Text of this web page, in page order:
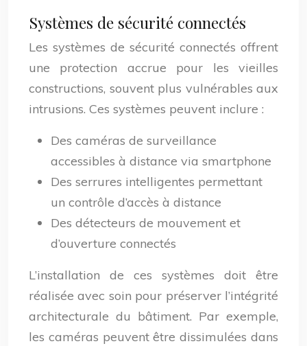
Systèmes de sécurité connectés
Les systèmes de sécurité connectés offrent
une protection accrue pour les vieilles
constructions, souvent plus vulnérables aux
intrusions. Ces systèmes peuvent inclure :
Des caméras de surveillance
accessibles à distance via smartphone
Des serrures intelligentes permettant
un contrôle d’accès à distance
Des détecteurs de mouvement et
d’ouverture connectés
L’installation de ces systèmes doit être
réalisée avec soin pour préserver l’intégrité
architecturale du bâtiment. Par exemple,
les caméras peuvent être dissimulées dans